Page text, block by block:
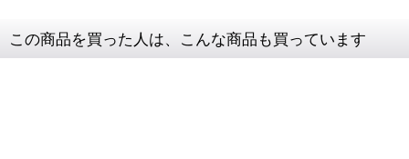
この商品を買った人は、こんな商品も買っています